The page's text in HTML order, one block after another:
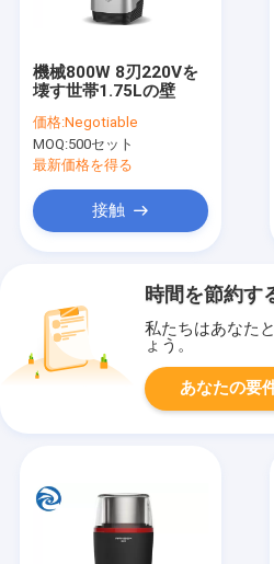
機械800W 8刃220Vを
壊す世帯1.75Lの壁
価格:Negotiable
MOQ:500セット
最新価格を得る
接触
時間を節約す
私たちはあなた
ょう。
あなたの要